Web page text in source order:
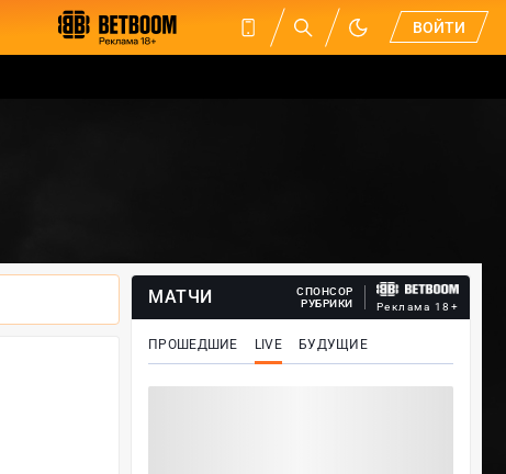
ВОЙТИ
МАТЧИ
СПОНСОР
РУБРИКИ
Реклама 18+
ПРОШЕДШИЕ LIVE БУДУЩИЕ